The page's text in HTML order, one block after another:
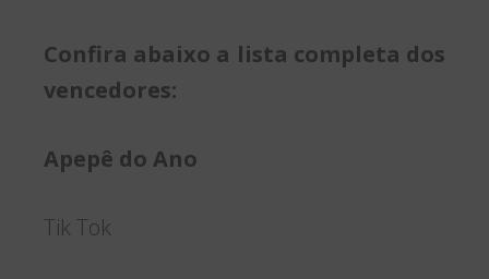
Confira abaixo a lista completa dos
vencedores:
Apepê do Ano
Tik Tok